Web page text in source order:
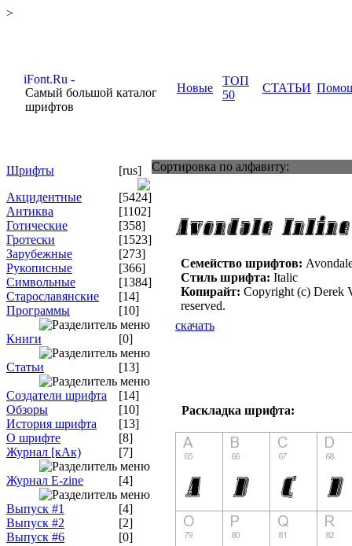
>
Самый большой каталог
шрифтов
Новые
ТОП
50
СТАТЬИ
Шрифты
[rus]
Акцидентные
[5424]
Антиква
[1102]
Готические
[358]
Гротески
[1523]
Зарубежные
[273]
Рукописные
[366]
Символьные
[1384]
Старославянские
[14]
Программы
[10]
Книги [0]
Статьи [13]
Создатели шрифта
[14]
Обзоры
[10]
История шрифта
[13]
О шрифте
[8]
Журнал [кАк)
[7]
Журнал E-zine [4]
Выпуск #1
[4]
Выпуск #2
[2]
Выпуск #6
[0]
Сортировка по алфавиту:
Семейство шрифтов:
Стиль шрифта: Italic
Копирайт: Copyright (c) Derek
reserved.
скачать
Раскладка шрифта: